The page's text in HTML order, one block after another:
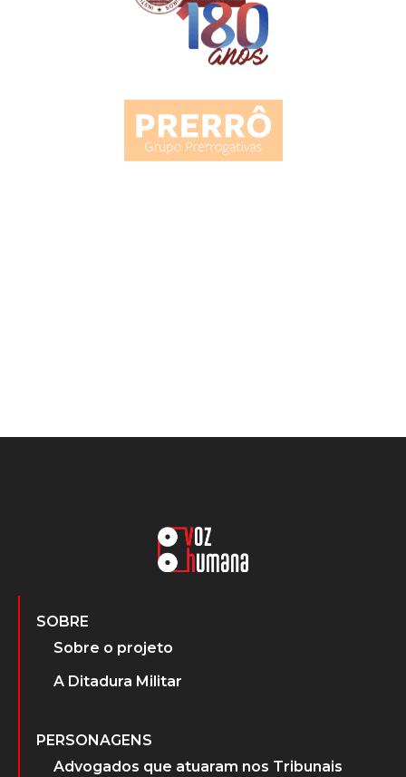
SOBRE
Sobre o projeto
A Ditadura Militar
PERSONAGENS
Advogados que atuaram nos Tribunais